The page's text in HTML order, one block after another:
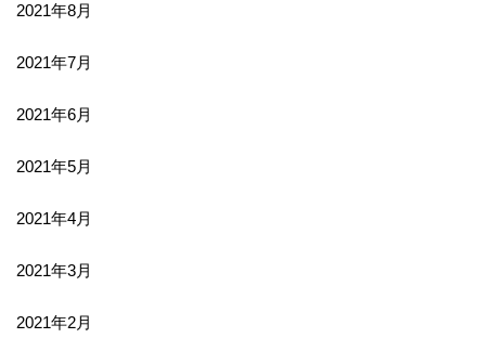
2021年8月
2021年7月
2021年6月
2021年5月
2021年4月
2021年3月
2021年2月